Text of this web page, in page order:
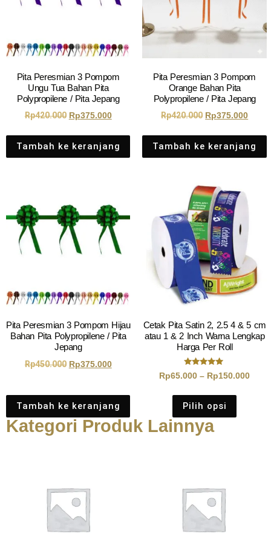
Pita Peresmian 3 Pompom
Ungu Tua Bahan Pita
Polypropilene / Pita Jepang
Rp420.000 Rp375.000
Tambah ke keranjang
Pita Peresmian 3 Pompom
Orange Bahan Pita
Polypropilene / Pita Jepang
Rp420.000 Rp375.000
Tambah ke keranjang
Pita Peresmian 3 Pompom Hijau
Bahan Pita Polypropilene / Pita
Jepang
Rp450.000 Rp375.000
Tambah ke keranjang
Cetak Pita Satin 2, 2.5 4 & 5 cm
atau 1 & 2 Inch Warna Lengkap
Harga Per Roll
Dinilai
5.00
Rp65.000 – Rp150.000
Pilih opsi
Kategori Produk Lainnya